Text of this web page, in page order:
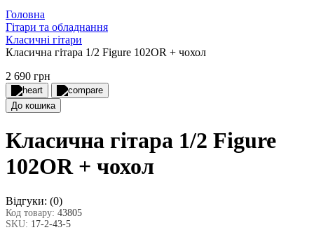
Головна
Гітари та обладнання
Класичні гітари
Класична гітара 1/2 Figure 102OR + чохол
2 690 грн
До кошика
Класична гітара 1/2 Figure
102OR + чохол
Відгуки: (0)
Код товару: 43805
SKU: 17-2-43-5